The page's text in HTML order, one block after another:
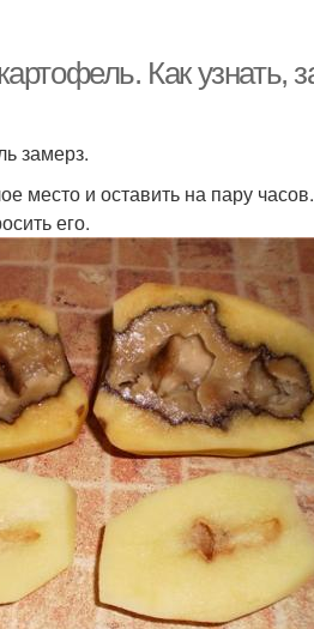
Как узнать,
замерз.
и оставить на пару
его.